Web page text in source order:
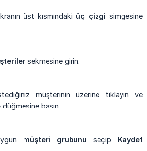
üst kısmındaki üç çizgi simgesine
sekmesine girin.
müşterinin üzerine tıklayın ve
düğmesine basın.
müşteri grubunu seçip Kaydet